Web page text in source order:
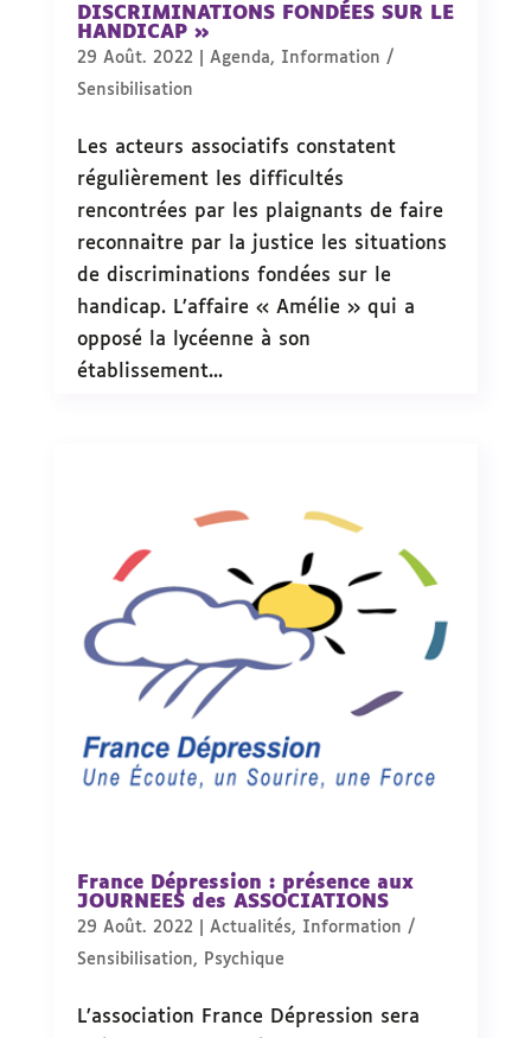
DISCRIMINATIONS FONDÉES SUR LE
HANDICAP »
29 Août. 2022 Agenda, Information /
Sensibilisation
Les acteurs associatifs constatent
régulièrement les difficultés
rencontrées par les plaignants de faire
reconnaitre par la justice les situations
de discriminations fondées sur le
handicap. L’affaire « Amélie » qui a
opposé la lycéenne à son
établissement...
France Dépression : présence aux
JOURNEES des ASSOCIATIONS
29 Août. 2022| Actualités, Information /
Sensibilisation, Psychique
L’association France Dépression sera